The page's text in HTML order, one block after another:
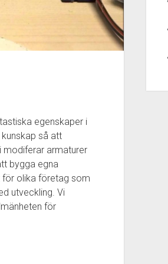
egenskaper i
så att
modiferar armaturer
bygga egna
för olika företag som
utveckling. Vi
för